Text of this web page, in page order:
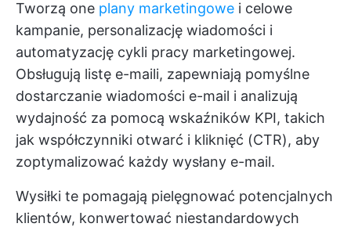
Tworzą one plany marketingowe i celowe
kampanie, personalizację wiadomości i
automatyzację cykli pracy marketingowej.
Obsługują listę e-maili, zapewniają pomyślne
dostarczanie wiadomości e-mail i analizują
wydajność za pomocą wskaźników KPI, takich
jak współczynniki otwarć i kliknięć (CTR), aby
zoptymalizować każdy wysłany e-mail.
Wysiłki te pomagają pielęgnować potencjalnych
klientów, konwertować niestandardowych